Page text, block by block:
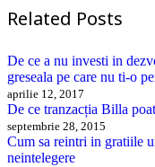
Related Posts
De ce a nu investi in
greseala pe care nu ti-o
aprilie 12, 2017
De ce tranzacția Billa
septembrie 28, 2015
Cum sa reintri in gratiile
neintelegere